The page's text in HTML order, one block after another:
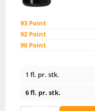
93 Point
92 Point
90 Point
1 fl. pr. stk.
6 fl. pr. stk.